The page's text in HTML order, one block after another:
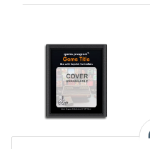
Circus Atari (EU)